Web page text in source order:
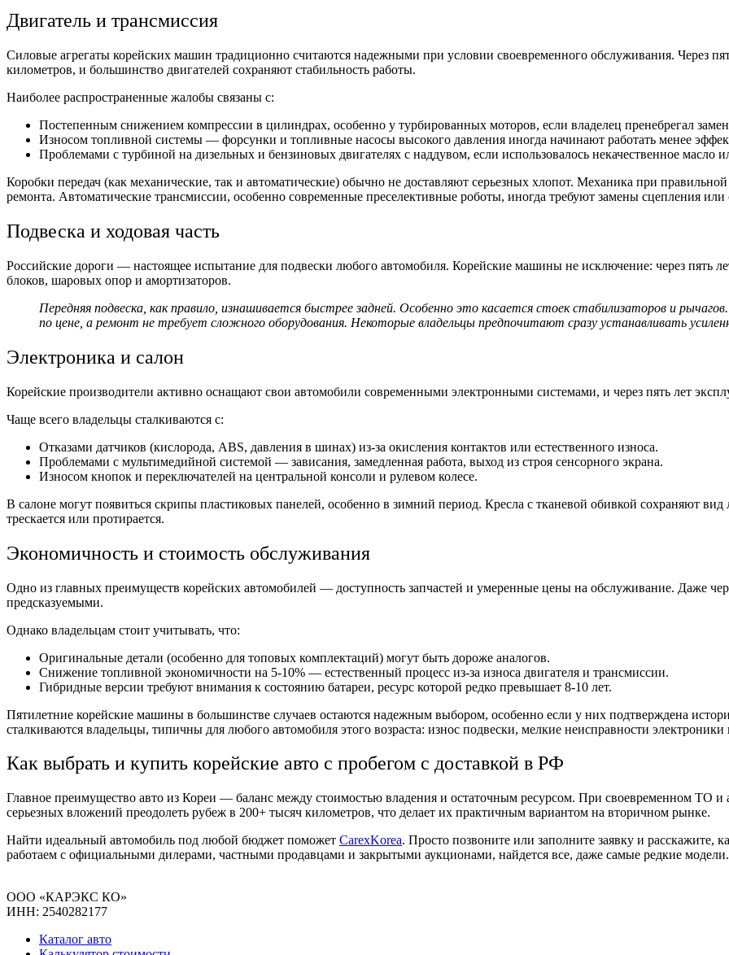
Двигатель и трансмиссия
Силовые агрегаты корейских машин традиционно считаются надежными при условии своевременного обслуживания. Через
километров, и большинство двигателей сохраняют стабильность работы.
Наиболее распространенные жалобы связаны с:
Постепенным снижением компрессии в цилиндрах, особенно у турбированных моторов, если владелец пренебрегал
Износом топливной системы — форсунки и топливные насосы высокого давления иногда начинают работать менее
Проблемами с турбиной на дизельных и бензиновых двигателях с наддувом, если использовалось некачественное масло
Коробки передач (как механические, так и автоматические) обычно не доставляют серьезных хлопот. Механика при
ремонта. Автоматические трансмиссии, особенно современные преселективные роботы, иногда требуют замены сцепления
Подвеска и ходовая часть
Российские дороги — настоящее испытание для подвески любого автомобиля. Корейские машины не исключение: через пять
блоков, шаровых опор и амортизаторов.
Передняя подвеска, как правило, изнашивается быстрее задней. Особенно это касается стоек стабилизаторов и
по цене, а ремонт не требует сложного оборудования. Некоторые владельцы предпочитают сразу устанавливать
Электроника и салон
Корейские производители активно оснащают свои автомобили современными электронными системами, и через пять лет
Чаще всего владельцы сталкиваются с:
Отказами датчиков (кислорода, ABS, давления в шинах) из-за окисления контактов или естественного износа.
Проблемами с мультимедийной системой — зависания, замедленная работа, выход из строя сенсорного экрана.
Износом кнопок и переключателей на центральной консоли и рулевом колесе.
В салоне могут появиться скрипы пластиковых панелей, особенно в зимний период. Кресла с тканевой обивкой сохраняют вид
трескается или протирается.
Экономичность и стоимость обслуживания
Одно из главных преимуществ корейских автомобилей — доступность запчастей и умеренные цены на обслуживание. Даже
предсказуемыми.
Однако владельцам стоит учитывать, что:
Оригинальные детали (особенно для топовых комплектаций) могут быть дороже аналогов.
Снижение топливной экономичности на 5-10% — естественный процесс из-за износа двигателя и трансмиссии.
Гибридные версии требуют внимания к состоянию батареи, ресурс которой редко превышает 8-10 лет.
Пятилетние корейские машины в большинстве случаев остаются надежным выбором, особенно если у них подтверждена
сталкиваются владельцы, типичны для любого автомобиля этого возраста: износ подвески, мелкие неисправности
Как выбрать и купить корейские авто с пробегом с доставкой в РФ
Главное преимущество авто из Кореи — баланс между стоимостью владения и остаточным ресурсом. При своевременном ТО и
серьезных вложений преодолеть рубеж в 200+ тысяч километров, что делает их практичным вариантом на вторичном рынке.
Найти идеальный автомобиль под любой бюджет поможет CarexKorea. Просто позвоните или заполните заявку и
работаем с официальными дилерами, частными продавцами и закрытыми аукционами, найдется все, даже самые редкие
ООО «КАРЭКС КО»
ИНН: 2540282177
Каталог авто